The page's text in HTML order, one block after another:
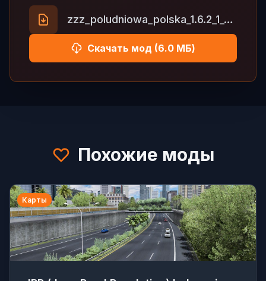
zzz_poludniowa_polska_1.6.2_1_57.zip
Скачать мод (6.0 МБ)
Похожие моды
Карты